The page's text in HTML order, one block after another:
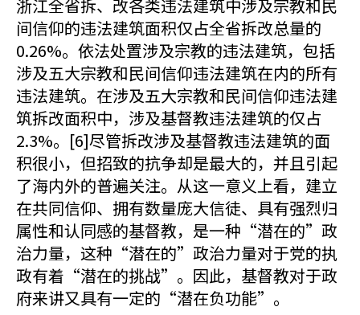
浙江全省拆、改各类违法建筑中涉及宗教和民
间信仰的违法建筑面积仅占全省拆改总量的
0.26%。依法处置涉及宗教的违法建筑，包括
涉及五大宗教和民间信仰违法建筑在内的所有
违法建筑。在涉及五大宗教和民间信仰违法建
筑拆改面积中，涉及基督教违法建筑的仅占
2.3%。[6]尽管拆改涉及基督教违法建筑的面
积很小，但招致的抗争却是最大的，并且引起
了海内外的普遍关注。从这一意义上看，建立
在共同信仰、拥有数量庞大信徒、具有强烈归
属性和认同感的基督教，是一种“潜在的”政
治力量，这种“潜在的”政治力量对于党的执
政有着“潜在的挑战”。因此，基督教对于政
府来讲又具有一定的“潜在负功能”。